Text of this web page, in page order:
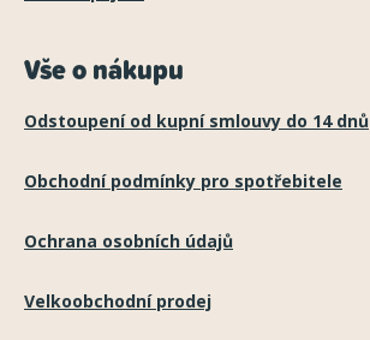
Vše o nákupu
Odstoupení od kupní smlouvy do 14 dnů
Obchodní podmínky pro spotřebitele
Ochrana osobních údajů
Velkoobchodní prodej